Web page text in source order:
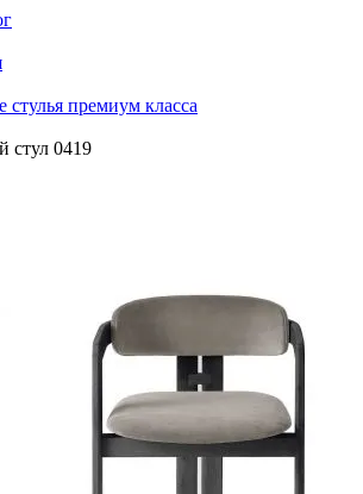
стулья премиум класса
стул 0419